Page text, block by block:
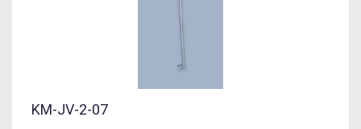
KM-JV-2-07